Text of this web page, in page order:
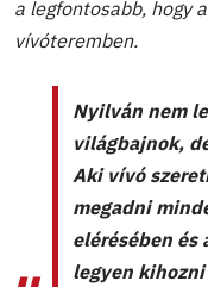
a legfontosabb, hogy
vívóteremben.
Nyilván nem
világbajnok,
Aki vívó
megadni
elérésében és
legyen